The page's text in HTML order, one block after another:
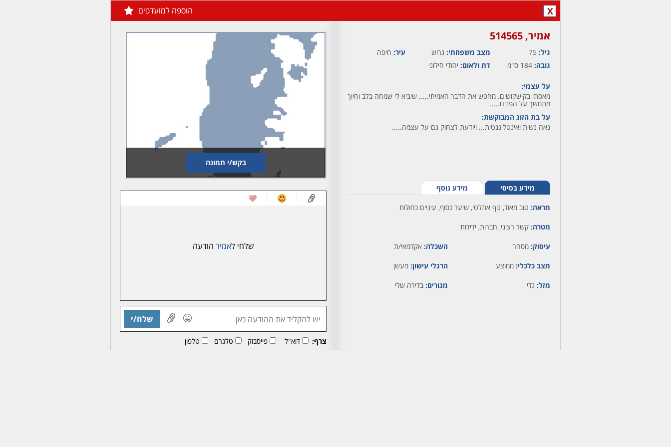
X הוספה למועדפים
אמיר,‏ 514565
גיל: 75 מצב משפחתי: גרוש עיר: חיפה
גובה: 184 ס"מ דת ולאום: יהודי חילוני
על עצמי:
מאסתי בקישקושים. מחפש את הדבר האמיתי..... שיביא לי שמחה בלב וחיוך
מתמשך על הפנים.....
על בת הזוג המבוקשת:
נאה נשית ואינטליגנטית... ויודעת לצחוק גם על עצמה.....
מידע בסיסי מידע נוסף
מראה: טוב מאוד, גוף אתלטי, שיער כסוף, עיניים כחולות
מטרה: קשר רציני, חברות, ידידות
עיסוק: מסחר השכלה: אקדמאי/ת
מצב כלכלי: ממוצע הרגלי עישון: מעשן
מזל: גדי מגורים: בדירה שלי
בקש/י תמונה
שלחי לאמיר הודעה
שלח/י
צרף: דוא"ל פייסבוק טלגרם טלפון